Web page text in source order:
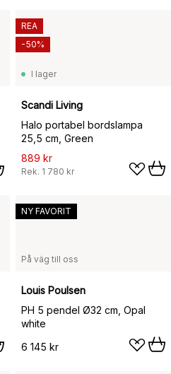
I lager
Scandi Living
Halo portabel bordslampa
25,5 cm, Green
889 kr
Rek. 1 780 kr
REA
-50%
På väg till oss
Louis Poulsen
PH 5 pendel Ø32 cm, Opal
white
6 145 kr
NY FAVORIT